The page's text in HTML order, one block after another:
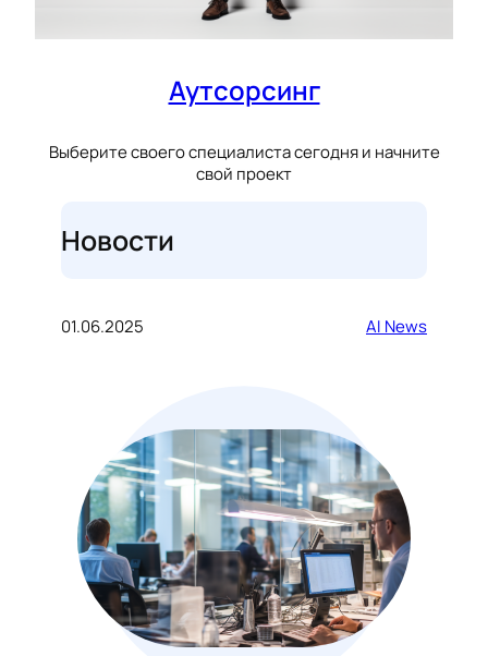
Аутсорсинг
Выберите своего специалиста сегодня и начните
свой проект
Новости
01.06.2025 AI News